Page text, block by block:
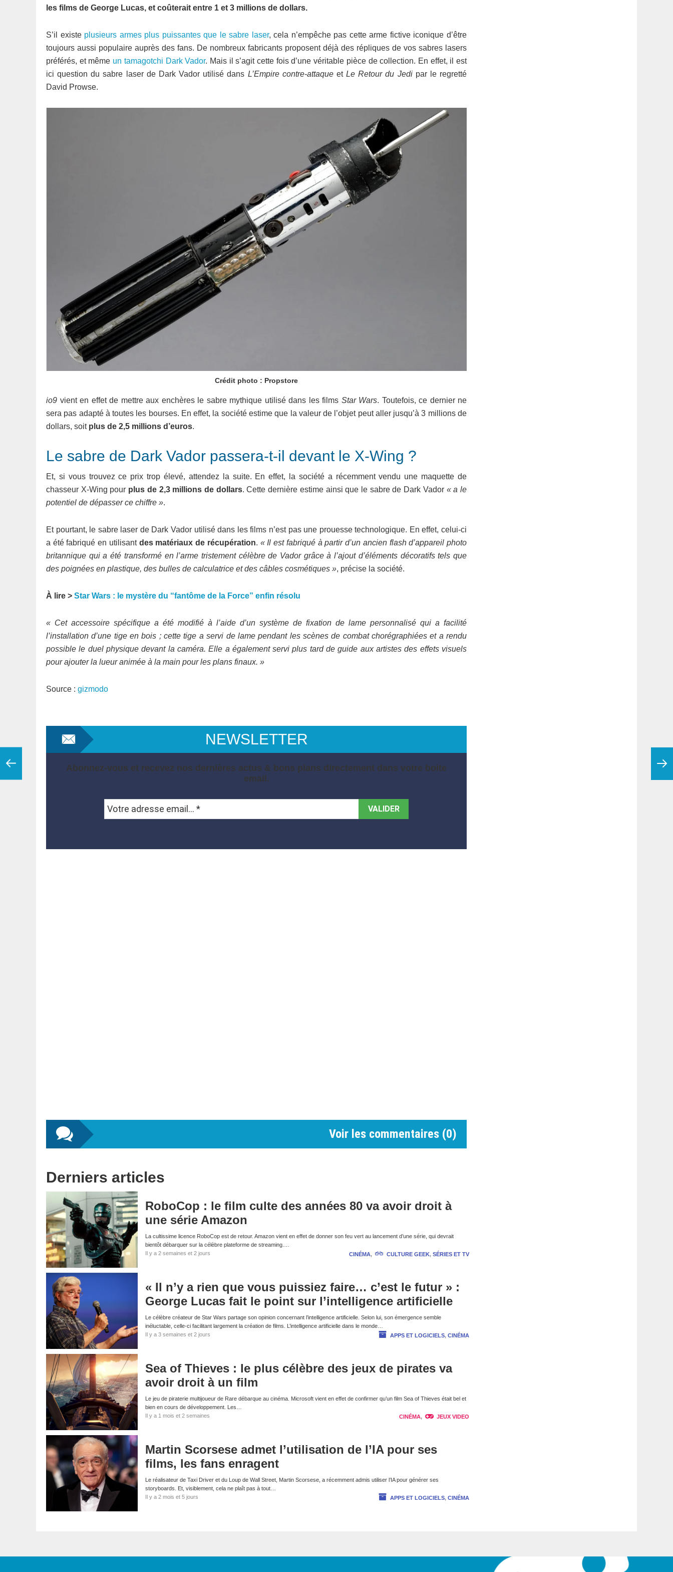
les films de George Lucas, et coûterait entre 1 et 3 millions de dollars.
S’il existe plusieurs armes plus puissantes que le sabre laser, cela n’empêche pas cette arme fictive iconique d’être
toujours aussi populaire auprès des fans. De nombreux fabricants proposent déjà des répliques de vos sabres lasers
préférés, et même un tamagotchi Dark Vador. Mais il s’agit cette fois d’une véritable pièce de collection. En effet, il est
ici question du sabre laser de Dark Vador utilisé dans L’Empire contre-attaqueetLe Retour du Jedipar le regretté
David Prowse.
Crédit photo : Propstore
io9 vient en effet de mettre aux enchères le sabre mythique utilisé dans les films Star Wars. Toutefois, ce dernier ne
sera pas adapté à toutes les bourses. En effet, la société estime que la valeur de l’objet peut aller jusqu’à 3 millions de
dollars, soit plus de 2,5 millions d’euros.
Le sabre de Dark Vador passera-t-il devant le X-Wing ?
Et, si vous trouvez ce prix trop élevé, attendez la suite. En effet, la société a récemment vendu une maquette de
chasseur X-Wing pour plus de 2,3 millions de dollars. Cette dernière estime ainsi que le sabre de Dark Vador « a le
potentiel de dépasser ce chiffre ».
Et pourtant, le sabre laser de Dark Vador utilisé dans les films n’est pas une prouesse technologique. En effet, celui-ci
a été fabriqué en utilisant des matériaux de récupération. « Il est fabriqué à partir d’un ancien flash d’appareil photo
britannique qui a été transformé en l’arme tristement célèbre de Vador grâce à l’ajout d’éléments décoratifs tels que
des poignées en plastique, des bulles de calculatrice et des câbles cosmétiques », précise la société.
À lire > Star Wars : le mystère du “fantôme de la Force” enfin résolu
« Cet accessoire spécifique a été modifié à l’aide d’un système de fixation de lame personnalisé qui a facilité
l’installation d’une tige en bois ; cette tige a servi de lame pendant les scènes de combat chorégraphiées et a rendu
possible le duel physique devant la caméra. Elle a également servi plus tard de guide aux artistes des effets visuels
pour ajouter la lueur animée à la main pour les plans finaux. »
Source : gizmodo
NEWSLETTER
Abonnez-vous et recevez nos dernières actus & bons plans directement dans votre boite
email.
Voir les commentaires (0)
Derniers articles
RoboCop : le film culte des années 80 va avoir droit à
une série Amazon
La cultissime licence RoboCop est de retour. Amazon vient en effet de donner son feu vert au lancement d’une série, qui devrait
bientôt débarquer sur la célèbre plateforme de streaming.…
Il y a 2 semaines et 2 jours
CINÉMA, CULTURE GEEK, SÉRIES ET TV
« Il n’y a rien que vous puissiez faire… c’est le futur » :
George Lucas fait le point sur l’intelligence artificielle
Le célèbre créateur de Star Wars partage son opinion concernant l’intelligence artificielle. Selon lui, son émergence semble
inéluctable, celle-ci facilitant largement la création de films. L’intelligence artificielle dans le monde…
Il y a 3 semaines et 2 jours
APPS ET LOGICIELS, CINÉMA
Sea of Thieves : le plus célèbre des jeux de pirates va
avoir droit à un film
Le jeu de piraterie multijoueur de Rare débarque au cinéma. Microsoft vient en effet de confirmer qu’un film Sea of Thieves était bel et
bien en cours de développement. Les…
Il y a 1 mois et 2 semaines
CINÉMA, JEUX VIDEO
Martin Scorsese admet l’utilisation de l’IA pour ses
films, les fans enragent
Le réalisateur de Taxi Driver et du Loup de Wall Street, Martin Scorsese, a récemment admis utiliser l’IA pour générer ses
storyboards. Et, visiblement, cela ne plaît pas à tout…
Il y a 2 mois et 5 jours
APPS ET LOGICIELS, CINÉMA